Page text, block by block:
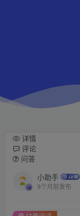
详情
评论
问答
小助手
9个月前发布